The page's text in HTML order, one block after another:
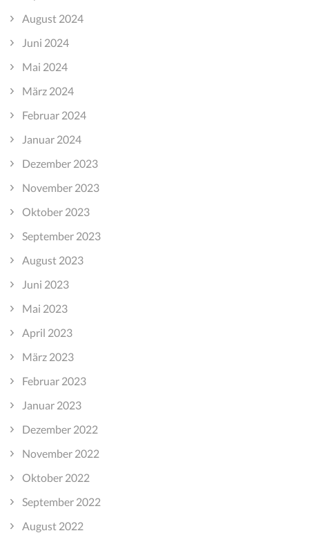
August 2024
Juni 2024
Mai 2024
März 2024
Februar 2024
Januar 2024
Dezember 2023
November 2023
Oktober 2023
September 2023
August 2023
Juni 2023
Mai 2023
April 2023
März 2023
Februar 2023
Januar 2023
Dezember 2022
November 2022
Oktober 2022
September 2022
August 2022